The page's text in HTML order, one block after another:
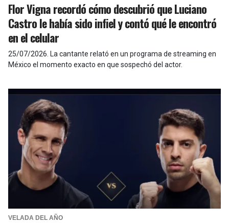
Flor Vigna recordó cómo descubrió que Luciano
Castro le había sido infiel y contó qué le encontró
en el celular
25/07/2026 La cantante relató en un programa de streaming en
México el momento exacto en que sospechó del actor.
VELADA DEL AÑO